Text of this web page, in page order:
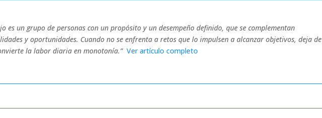
es un grupo de personas con un propósito y un desempeño definido, que se complementan
y oportunidades. Cuando no se enfrenta a retos que lo impulsen a alcanzar objetivos, deja de
la labor diaria en monotonía.” Ver artículo completo